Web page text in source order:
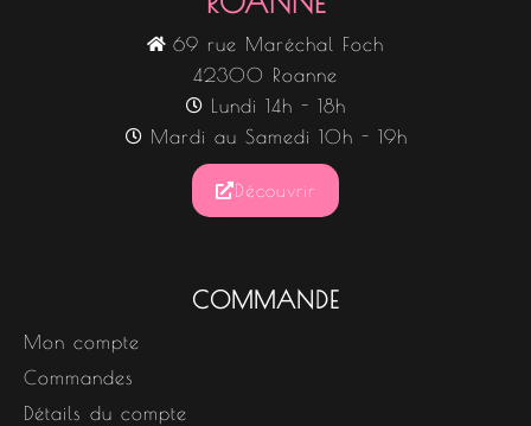
69 rue Maréchal Foch
42300 Roanne
Lundi 14h - 18h
Mardi au Samedi 10h - 19h
Découvrir
COMMANDE
Mon compte
Commandes
Détails du compte